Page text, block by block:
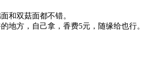
和双菇面都不错。
地方，自己拿，香费5元，随缘给也行。